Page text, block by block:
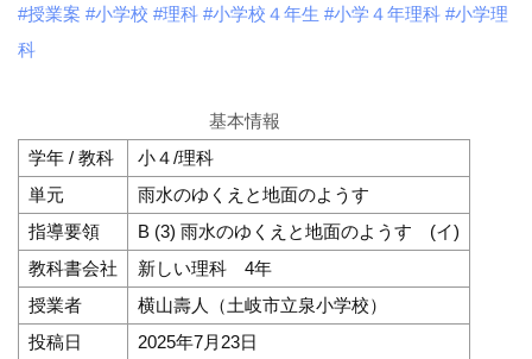
#授業案 #小学校 #理科 #小学校４年生 #小学４年理科 #小学理
科
基本情報
学年 / 教科
小４/理科
単元
雨水のゆくえと地面のようす
指導要領
B (3) 雨水のゆくえと地面のようす (イ)
教科書会社
新しい理科 4年
授業者
横山壽人（土岐市立泉小学校）
投稿日
2025年7月23日